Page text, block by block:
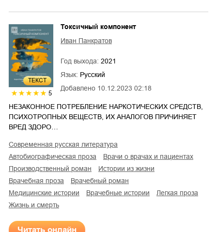
ТЕКСТ
5
Добавлено 10.12.2023 02:18
Токсичный компонент
Иван Панкратов
Год выхода: 2021
Язык: Русский
НЕЗАКОННОЕ ПОТРЕБЛЕНИЕ НАРКОТИЧЕСКИХ СРЕДСТВ,
ПСИХОТРОПНЫХ ВЕЩЕСТВ, ИХ АНАЛОГОВ ПРИЧИНЯЕТ
ВРЕД ЗДОРО…
современная русская литература
автобиографическая проза
врачи о врачах и пациентах
производственный роман
истории из жизни
врачебная проза
врачебный роман
медицинские истории
врачебные истории
легкая проза
жизнь и смерть
Читать онлайн